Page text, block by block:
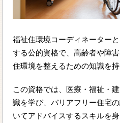
福祉住環境コーディネーター
する公的資格で、高齢者や障
住環境を整えるための知識を持
この資格では、医療・福祉・
識を学び、バリアフリー住宅
いてアドバイスするスキルを身